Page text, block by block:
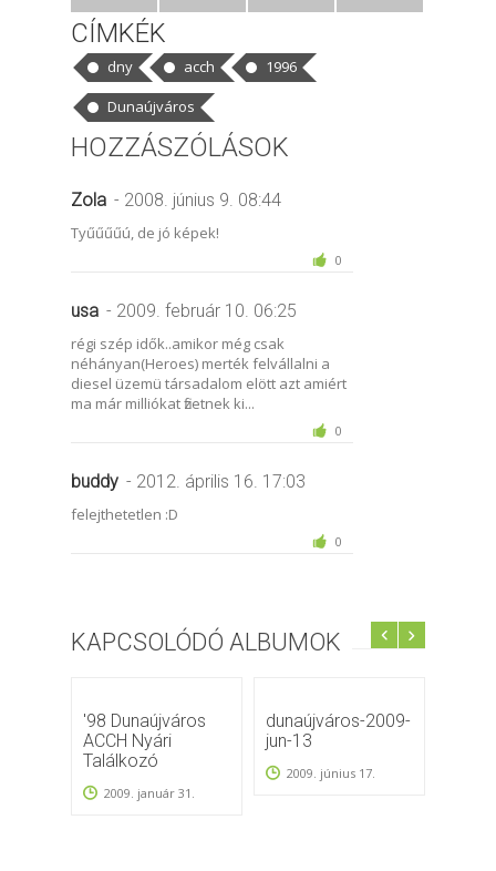
CÍMKÉK
dny acch
1996
Dunaújváros
HOZZÁSZÓLÁSOK
Zola - 2008. június 9. 08:44
Tyűűűűú, de jó képek!
0
usa - 2009. február 10. 06:25
régi szép idők..amikor még csak
néhányan(Heroes) merték felvállalni a
diesel üzemü társadalom elött azt amiért
ma már milliókat fizetnek ki...
0
buddy - 2012. április 16. 17:03
felejthetetlen :D
0
KAPCSOLÓDÓ ALBUMOK
'98 Dunaújváros
ACCH Nyári
Találkozó
2009. január 31.
dunaújváros-2009-
jun-13
2009. június 17.